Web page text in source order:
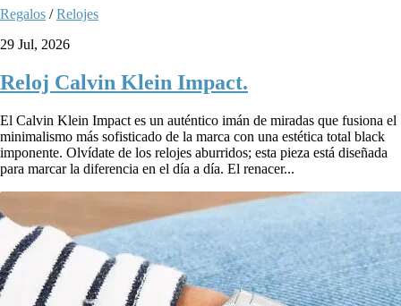
Regalos /Relojes
29 Jul, 2026
Reloj Calvin Klein Impact.
El Calvin Klein Impact es un auténtico imán de miradas que fusiona el
minimalismo más sofisticado de la marca con una estética total black
imponente. Olvídate de los relojes aburridos; esta pieza está diseñada
para marcar la diferencia en el día a día. El renacer...